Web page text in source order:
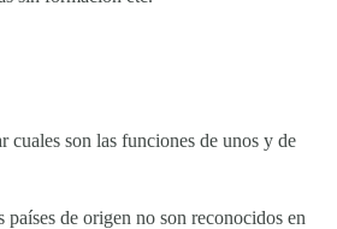
cuales son las funciones de unos y de
de origen no son reconocidos en